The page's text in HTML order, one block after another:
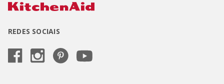
REDES SOCIAIS